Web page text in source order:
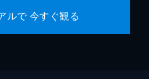
ルで 今すぐ観る